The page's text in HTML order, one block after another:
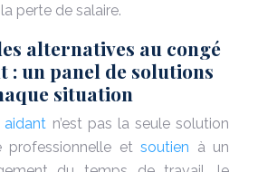
perte de salaire.
alternatives au congé
: un panel de solutions
situation
n’est pas la seule solution
professionnelle etsoutien à un